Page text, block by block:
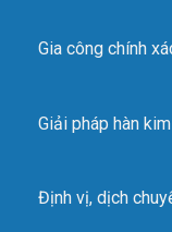
Gia công chính
Giải pháp hàn
Định vị, dịch